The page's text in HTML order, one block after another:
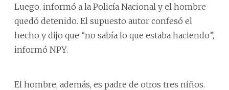
Luego, informó a la Policía Nacional y el hombre
quedó detenido. El supuesto autor confesó el
hecho y dijo que “no sabía lo que estaba haciendo”,
informó NPY.
El hombre, además, es padre de otros tres niños.